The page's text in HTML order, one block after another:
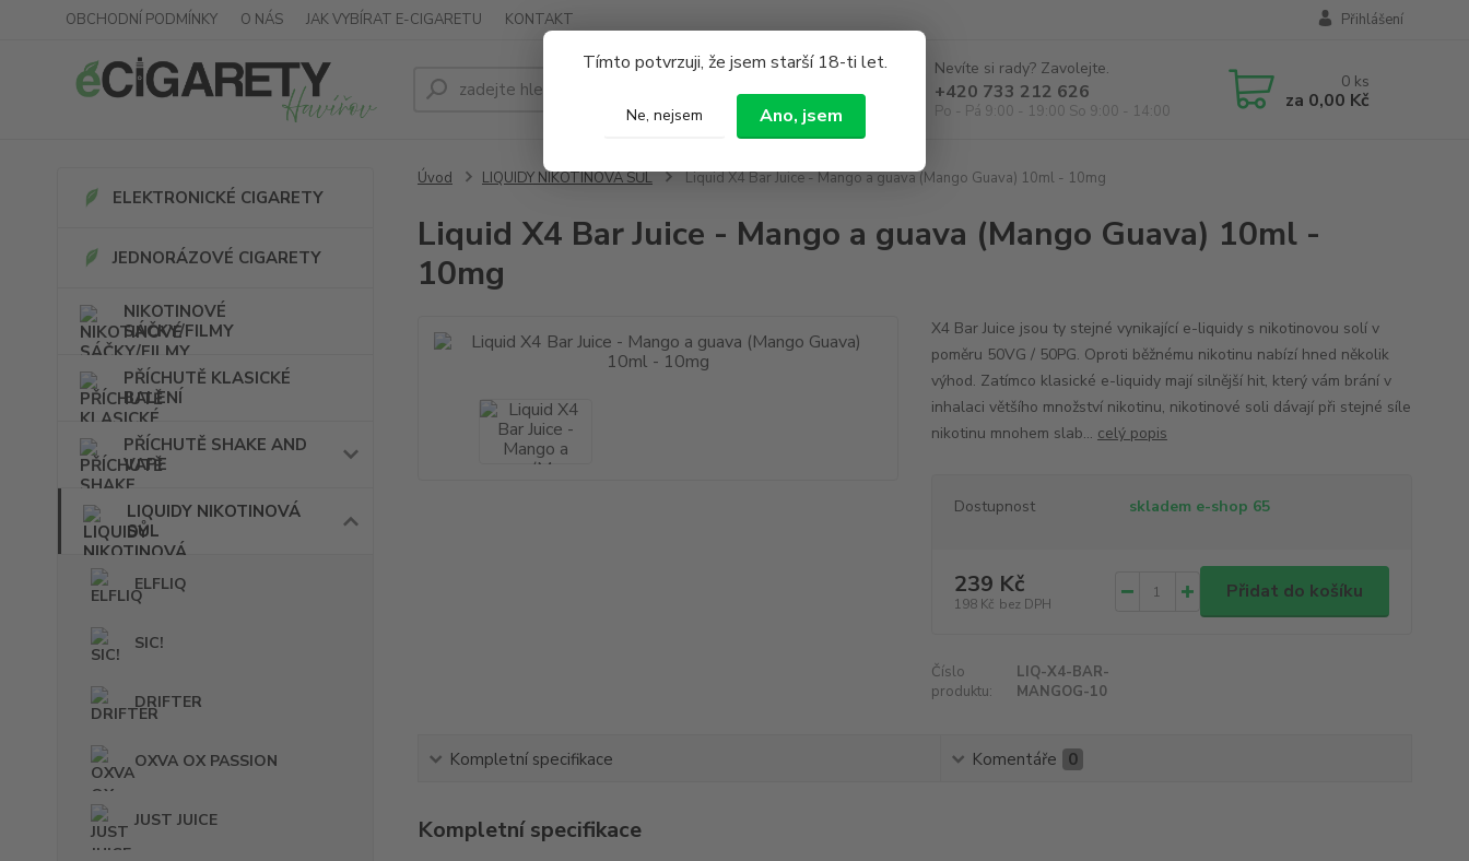
Tímto potvrzuji, že jsem starší 18-ti let.
Ne, nejsem Ano, jsem
OBCHODNÍ PODMÍNKY O NÁS JAK VYBÍRAT E-CIGARETU KONTAKT Přihlášení
Hledat
Nevíte si rady? Zavolejte.
+420 733 212 626
Po - Pá 9:00 - 19:00 So 9:00 - 14:00
0 ks
za 0,00 Kč
ELEKTRONICKÉ CIGARETY
JEDNORÁZOVÉ CIGARETY
NIKOTINOVÉ
SÁČKY/FILMY
PŘÍCHUTĚ KLASICKÉ
BALENÍ
PŘÍCHUTĚ SHAKE AND
VAPE
LIQUIDY NIKOTINOVÁ
SŮL
ELFLIQ
SIC!
DRIFTER
OXVA OX PASSION
JUST JUICE
Úvod LIQUIDY NIKOTINOVÁ SŮL Liquid X4 Bar Juice - Mango a guava (Mango Guava) 10ml - 10mg
Liquid X4 Bar Juice - Mango a guava (Mango Guava) 10ml -
10mg
X4 Bar Juice jsou ty stejné vynikající e-liquidy s nikotinovou solí v
poměru 50VG / 50PG. Oproti běžnému nikotinu nabízí hned několik
výhod. Zatímco klasické e-liquidy mají silnější hit, který vám brání v
inhalaci většího množství nikotinu, nikotinové soli dávají při stejné síle
nikotinu mnohem slab... celý popis
Dostupnost skladem e-shop 65
239 Kč
198 Kč bez DPH
Přidat do košíku
Číslo
produktu:
LIQ-X4-BAR-
MANGOG-10
Kompletní specifikace Komentáře 0
Kompletní specifikace